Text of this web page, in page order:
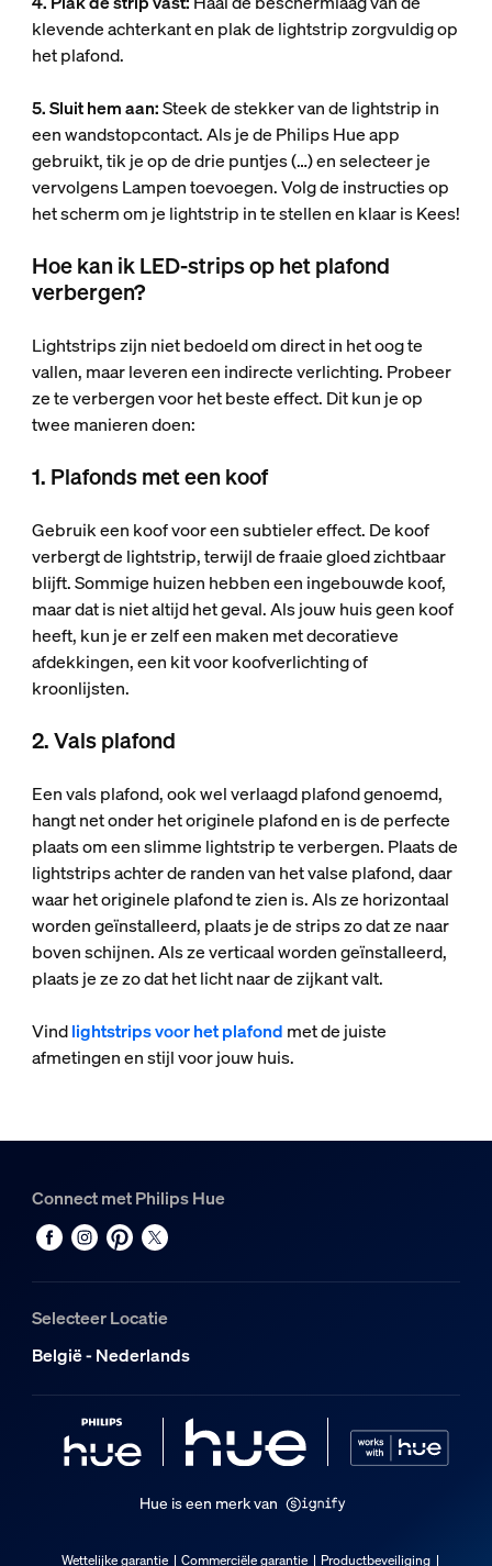
klevende achterkant en plak de lightstrip zorgvuldig op
het plafond.
5. Sluit hem aan:Steek de stekker van de lightstrip in
een wandstopcontact. Als je de Philips Hue app
gebruikt, tik je op de drie puntjes (…) en selecteer je
vervolgens Lampen toevoegen. Volg de instructies op
het scherm om je lightstrip in te stellen en klaar is Kees!
Hoe kan ik LED-strips op het plafond
verbergen?
Lightstrips zijn niet bedoeld om direct in het oog te
vallen, maar leveren een indirecte verlichting. Probeer
ze te verbergen voor het beste effect. Dit kun je op
twee manieren doen:
1. Plafonds met een koof
Gebruik een koof voor een subtieler effect. De koof
verbergt de lightstrip, terwijl de fraaie gloed zichtbaar
blijft. Sommige huizen hebben een ingebouwde koof,
maar dat is niet altijd het geval. Als jouw huis geen koof
heeft, kun je er zelf een maken met decoratieve
afdekkingen, een kit voor koofverlichting of
kroonlijsten.
2. Vals plafond
Een vals plafond, ook wel verlaagd plafond genoemd,
hangt net onder het originele plafond en is de perfecte
plaats om een slimme lightstrip te verbergen. Plaats de
lightstrips achter de randen van het valse plafond, daar
waar het originele plafond te zien is. Als ze horizontaal
worden geïnstalleerd, plaats je de strips zo dat ze naar
boven schijnen. Als ze verticaal worden geïnstalleerd,
plaats je ze zo dat het licht naar de zijkant valt.
Vindlightstrips voor het plafond met de juiste
afmetingen en stijl voor jouw huis.
Connect met Philips Hue
Selecteer Locatie
België - Nederlands
Hue is een merk van
Wettelijke garantie Commerciële garantie Productbeveiliging